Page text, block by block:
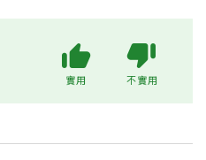
實用 不實用